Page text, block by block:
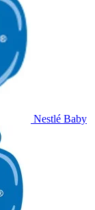
Nestlé Baby